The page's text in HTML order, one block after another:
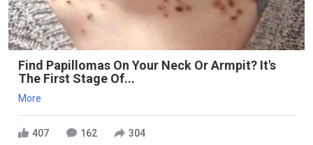
Find Papillomas On Your Neck Or Armpit? It's
The First Stage Of...
More
407 162 304